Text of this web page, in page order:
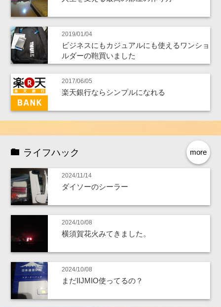
2019/01/04
ビジネスにもカジュアルにも使えるワンショ
ルダーの鞄買いました
2017/06/05
楽天銀行ならシンプルになれる
more
ライフハック
2024/11/14
ダイソーのシーラー
2024/10/08
横須賀花火みてきました。
2024/10/08
まだIIJMIO使ってるの？